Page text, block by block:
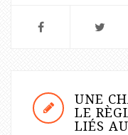
UNE
LE
LIÉS